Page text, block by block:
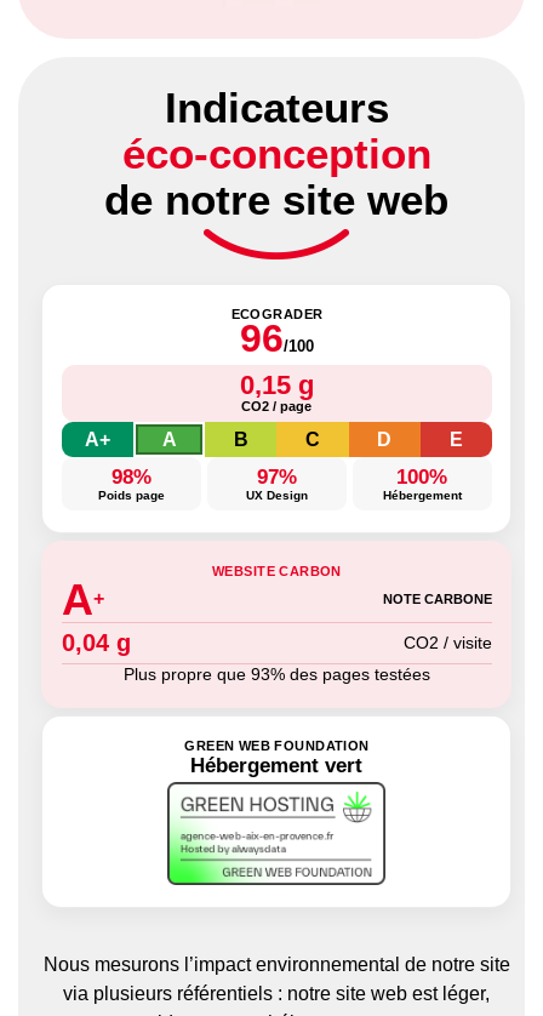
Indicateurs
éco-conception
de notre site web
ECOGRADER
96/100
0,15 g
CO2 / page
A+ A B C D E
98%
Poids page
97%
UX Design
100%
Hébergement
WEBSITE CARBON
A+ NOTE CARBONE
0,04 g
CO2 / visite
Plus propre que 93% des pages testées
GREEN WEB FOUNDATION
Hébergement vert
Nous mesurons l’impact environnemental de notre site
via plusieurs référentiels : notre site web est léger,